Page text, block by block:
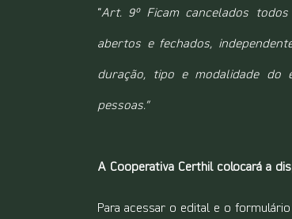
“Art. 9º Ficam cancelados
abertos e fechados,
duração, tipo e modalidade do
pessoas.”
A Cooperativa Certhil colocará a
Para acessar o edital e o